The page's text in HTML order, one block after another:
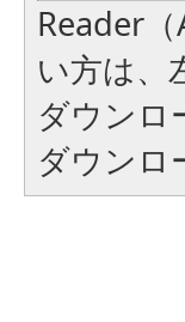
Reader
い方は、
ダウンロ
ダウンロ